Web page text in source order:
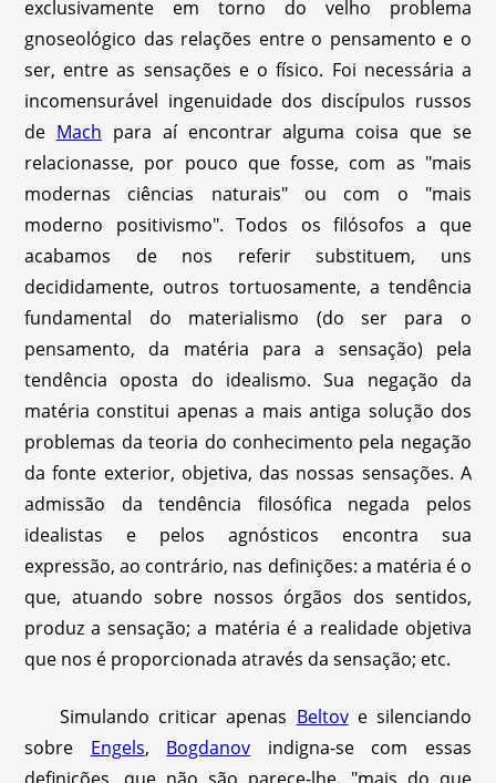
exclusivamente em torno do velho problema
gnoseológico das relações entre o pensamento e o
ser, entre as sensações e o físico. Foi necessária a
incomensurável ingenuidade dos discípulos russos
de Mach para aí encontrar alguma coisa que se
relacionasse, por pouco que fosse, com as "mais
modernas ciências naturais" ou com o "mais
moderno positivismo". Todos os filósofos a que
acabamos de nos referir substituem, uns
decididamente, outros tortuosamente, a tendência
fundamental do materialismo (do ser para o
pensamento, da matéria para a sensação) pela
tendência oposta do idealismo. Sua negação da
matéria constitui apenas a mais antiga solução dos
problemas da teoria do conhecimento pela negação
da fonte exterior, objetiva, das nossas sensações. A
admissão da tendência filosófica negada pelos
idealistas e pelos agnósticos encontra sua
expressão, ao contrário, nas definições: a matéria é o
que, atuando sobre nossos órgãos dos sentidos,
produz a sensação; a matéria é a realidade objetiva
que nos é proporcionada através da sensação; etc.
Simulando criticar apenas Beltove silenciando
sobre Engels, Bogdanov indigna-se com essas